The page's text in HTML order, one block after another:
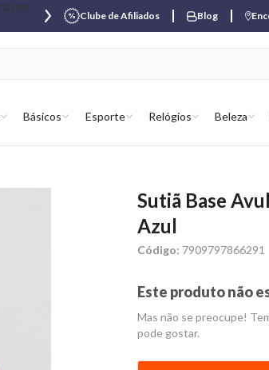
Clube de Afiliados Blog
Básicos Esporte Relógios Beleza
Sutiã Base
Azul
Código: 7909797866291
Este produto não
Mas não se preocupe!
pode gostar.